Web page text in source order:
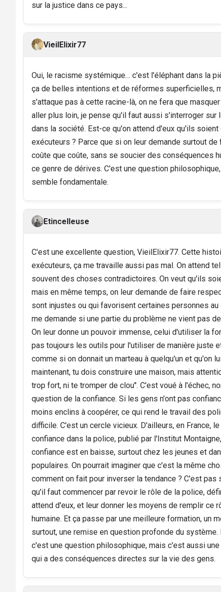
sur la justice dans ce pays...
VieilElixir77
Oui, le racisme systémique… c'est l'éléphant dans la
ça de belles intentions et de réformes superficielles,
s'attaque pas à cette racine-là, on ne fera que
aller plus loin, je pense qu'il faut aussi s'interroger sur
dans la société. Est-ce qu'on attend d'eux qu'ils
exécuteurs ? Parce que si on leur demande surtout
coûte que coûte, sans se soucier des conséquences
ce genre de dérives. C'est une question
semble fondamentale.
Etincelleuse
C'est une excellente question, VieilElixir77. Cette
exécuteurs, ça me travaille aussi pas mal. On attend
souvent des choses contradictoires. On veut qu'ils
mais en même temps, on leur demande de faire
sont injustes ou qui favorisent certaines personnes
me demande si une partie du problème ne vient pas
On leur donne un pouvoir immense, celui d'utiliser la
pas toujours les outils pour l'utiliser de manière juste
comme si on donnait un marteau à quelqu'un et qu'on
maintenant, tu dois construire une maison, mais
trop fort, ni te tromper de clou". C'est voué à l'échec,
question de la confiance. Si les gens n'ont pas
moins enclins à coopérer, ce qui rend le travail des
difficile. C'est un cercle vicieux. D'ailleurs, en France,
confiance dans la police, publié par l'Institut
confiance est en baisse, surtout chez les jeunes et
populaires. On pourrait imaginer que c'est la même
comment on fait pour inverser la tendance ? C'est pas
qu'il faut commencer par revoir le rôle de la police,
attend d'eux, et leur donner les moyens de remplir ce
humaine. Et ça passe par une meilleure formation, un
surtout, une remise en question profonde du système.
c'est une question philosophique, mais c'est aussi
qui a des conséquences directes sur la vie des gens.